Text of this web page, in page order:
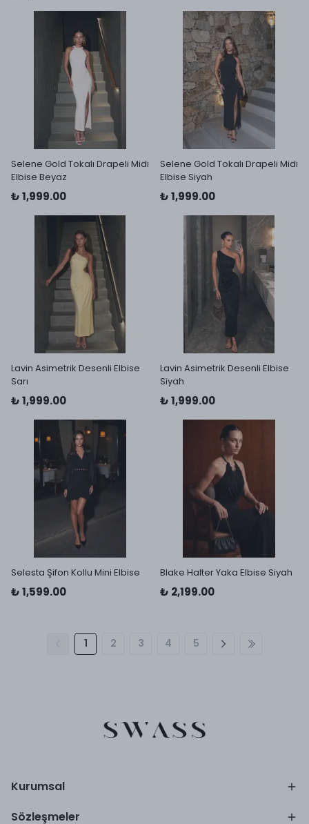
Selene Gold Tokalı Drapeli Midi
Elbise Beyaz
₺ 1,999.00
Selene Gold Tokalı Drapeli Midi
Elbise Siyah
₺ 1,999.00
Lavin Asimetrik Desenli Elbise
Sarı
₺ 1,999.00
Lavin Asimetrik Desenli Elbise
Siyah
₺ 1,999.00
Selesta Şifon Kollu Mini Elbise
₺ 1,599.00
Blake Halter Yaka Elbise Siyah
₺ 2,199.00
1 2 3 4 5
Kurumsal
Sözleşmeler